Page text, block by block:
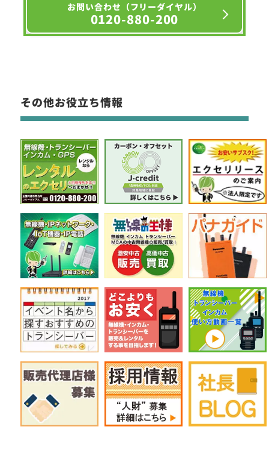
お問い合わせ（フリーダイヤル）
0120-880-200
その他お役立ち情報